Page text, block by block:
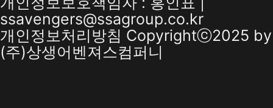
ssavengers@ssagroup.co.kr
개인정보처리방침 Copyrightⓒ2025 by
(주)상생어벤져스컴퍼니